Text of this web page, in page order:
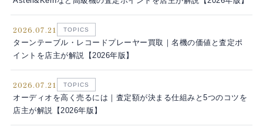
2026.07.21 TOPICS
ターンテーブル・レコードプレーヤー買取｜名機の価値と査定ポ
イントを店主が解説【2026年版】
2026.07.21 TOPICS
オーディオを高く売るには｜査定額が決まる仕組みと5つのコツを
店主が解説【2026年版】